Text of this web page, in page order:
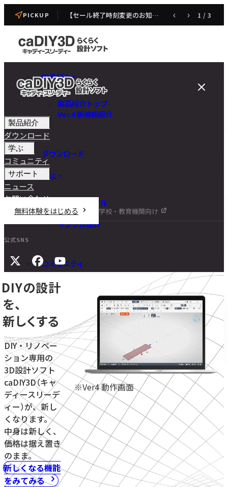
PICKUP 【セール終了時刻変更のお知らせ】caDIY3D V4 発売記念セール ‹ › 1 /3
製品紹介
製品紹介トップ
Ver.4 新機能紹介
ダウンロード
学ぶ
チュートリアル
DIY講座
サンプル設計
コミュニティ
サポート
よくある質問
マニュアル
旧バージョンダウンロード
ニュース
お問い合わせ
学校・教育機関向け 無料体験をはじめる
製品紹介
ダウンロード
学ぶ
コミュニティ
サポート
ニュース
お問い合わせ
無料体験をはじめる
学校・教育機関向け
公式SNS
DIYの設計
を、
新しくする
DIY・リノベー
ション専用の
3D設計ソフト
caDIY3D（キャ
ディースリーデ
ィー）が、新し
くなります。
中身は新しく、
価格は据え置き
のまま。
新しくなる機能
をみてみる
※Ver4 動作画面